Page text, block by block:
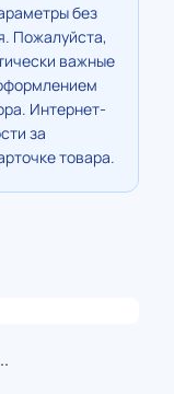
без
Пожалуйста,
важные
Интернет-
за
товара.